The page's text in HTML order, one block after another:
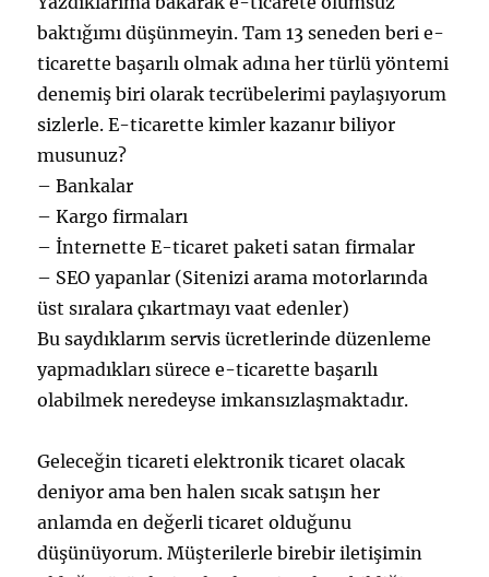
baktığımı düşünmeyin. Tam 13 seneden beri e-
ticarette başarılı olmak adına her türlü yöntemi
denemiş biri olarak tecrübelerimi paylaşıyorum
sizlerle. E-ticarette kimler kazanır biliyor
musunuz?
– Bankalar
– Kargo firmaları
– İnternette E-ticaret paketi satan firmalar
– SEO yapanlar (Sitenizi arama motorlarında
üst sıralara çıkartmayı vaat edenler)
Bu saydıklarım servis ücretlerinde düzenleme
yapmadıkları sürece e-ticarette başarılı
olabilmek neredeyse imkansızlaşmaktadır.
Geleceğin ticareti elektronik ticaret olacak
deniyor ama ben halen sıcak satışın her
anlamda en değerli ticaret olduğunu
düşünüyorum. Müşterilerle birebir iletişimin